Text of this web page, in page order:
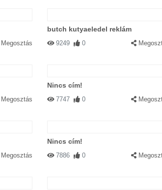
Megosztás
butch kutyaeledel reklám
9249 0
Megosztás
Nincs cím!
7747 0
Megosztás
Nincs cím!
7886 0